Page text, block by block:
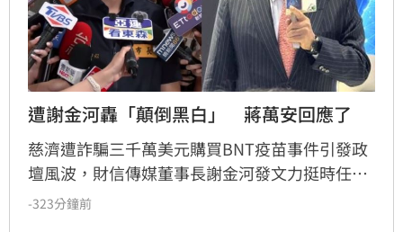
遭謝金河轟「顛倒黑白」　蔣萬安回應了
慈濟遭詐騙三千萬美元購買BNT疫苗事件引發政
壇風波，財信傳媒董事長謝金河發文力挺時任衛
福部長陳時中，批評蔣萬安指稱「政府買夠疫
-323分鐘前